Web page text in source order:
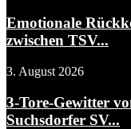
Emotionale
zwischen TSV...
3. August 2026
3-Tore-Gewitter
Suchsdorfer SV...